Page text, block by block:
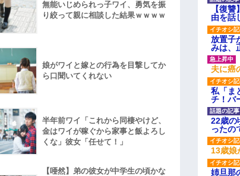
【復
由を話
放置子
みは、
夫に癌
私「ま
チ！バ
22歳の
ったの
13歳娘
姉旦那
無能いじめられっ子ワイ、勇気を振
り絞って親に相談した結果ｗｗｗｗ
娘がワイと嫁との行為を目撃してか
ら口聞いてくれない
半年前ワイ「これから同棲やけど、
金はワイが稼ぐから家事と飯よろし
くな」彼女「任せて！」
【唖然】弟の彼女が中学生の頃かな